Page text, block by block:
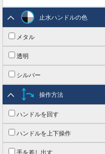
止水ハンドルの色
メタル
透明
シルバー
操作方法
ハンドルを回す
ハンドルを上下操作
手を差し出す